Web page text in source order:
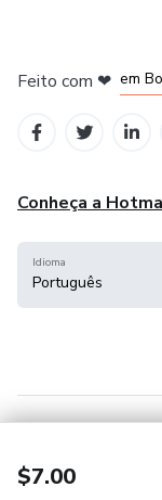
$7.00
Feito com ❤ em
Conheça a
Idioma
Português